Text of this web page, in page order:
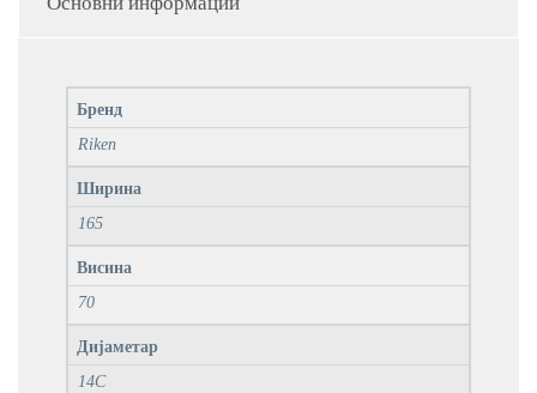
Бренд
Riken
Ширина
165
Висина
70
Дијаметар
14C